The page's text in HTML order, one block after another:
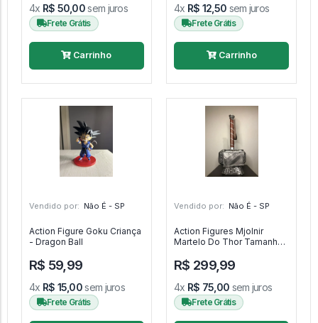
4x R$ 50,00sem juros
Frete Grátis
Carrinho
4x R$ 12,50 sem juros
Frete Grátis
Carrinho
Vendido por: Não É - SP
Action Figure Goku Criança
- Dragon Ball
R$ 59,99
4x R$ 15,00sem juros
Frete Grátis
Vendido por: Não É - SP
Action Figures Mjolnir
Martelo Do Thor Tamanho
Thor
R$ 299,99
4x R$ 75,00 sem juros
Frete Grátis